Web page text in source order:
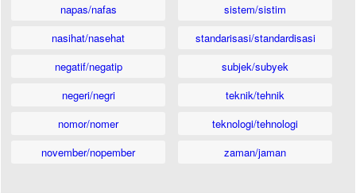
napas/nafas
nasihat/nasehat
negatif/negatip
negeri/negri
nomor/nomer
november/nopember
sistem/sistim
standarisasi/standardisasi
subjek/subyek
teknik/tehnik
teknologi/tehnologi
zaman/jaman